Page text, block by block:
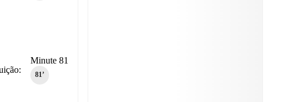
Minute 81
81‎’‎